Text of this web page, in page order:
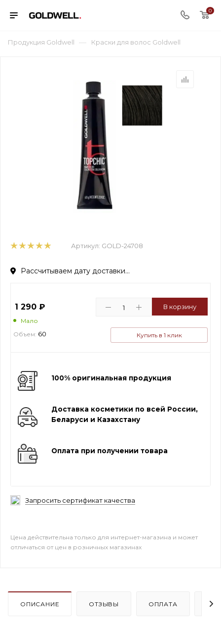
0
Продукция Goldwell — Краски для волос Goldwell
Артикул: GOLD-24708
Рассчитываем дату доставки...
1 290 ₽
Мало
Объем: 60
В корзину
Купить в 1 клик
100% оригинальная продукция
Доставка косметики по всей России,
Беларуси и Казахстану
Оплата при получении товара
Запросить сертификат качества
Цена действительна только для интернет-магазина и может
отличаться от цен в розничных магазинах
ОПИСАНИЕ ОТЗЫВЫ ОПЛАТА